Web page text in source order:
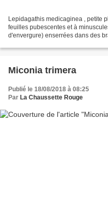
Lepidagathis medicaginea , petite
feuilles pubescentes et à
d'envergure) enserrées dans des
Miconia trimera
Publié le 18/08/2018 à 08:25
Par La Chaussette Rouge